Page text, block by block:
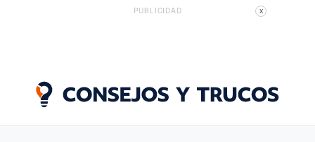
PUBLICIDAD X